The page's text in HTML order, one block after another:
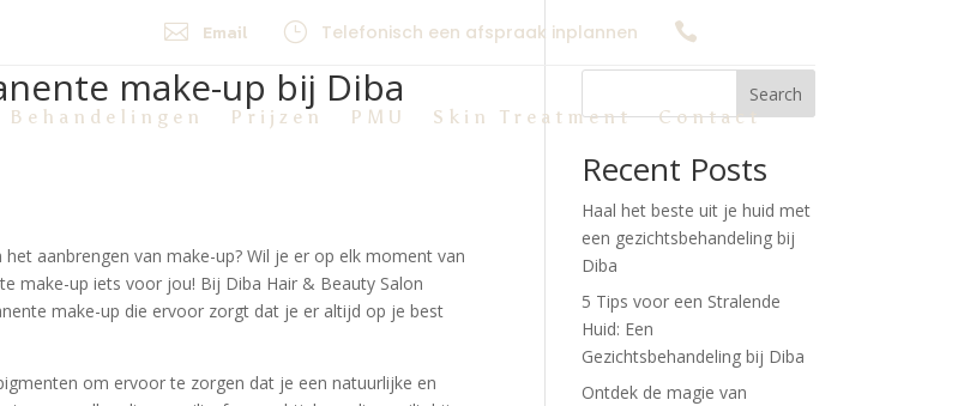
 Email } Telefonisch een afspraak inplannen 
Behandelingen Prijzen PMU Skin Treatment Contact
make-up bij Diba
aanbrengen van make-up? Wil je er op elk moment van
make-up iets voor jou! Bij Diba Hair & Beauty Salon
make-up die ervoor zorgt dat je er altijd op je best
om ervoor te zorgen dat je een natuurlijke en
Search
Recent Posts
Haal het beste uit je huid met
een gezichtsbehandeling bij
Diba
5 Tips voor een Stralende
Huid: Een
Gezichtsbehandeling bij Diba
Ontdek de magie van